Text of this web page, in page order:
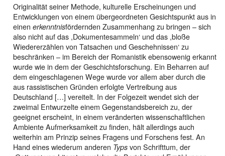
Originalität seiner Methode, kulturelle Erscheinungen und
Entwicklungen von einem übergeordneten Gesichtspunkt aus in
einen erkenntnisfördernden Zusammenhang zu bringen – sich
also nicht auf das ,Dokumentesammeln‘ und das ,bloße
Wiedererzählen von Tatsachen und Geschehnissen‘ zu
beschränken – im Bereich der Romanistik ebensowenig erkannt
wurde wie in dem der Geschichtsforschung. Ein Beharren auf
dem eingeschlagenen Wege wurde vor allem aber durch die
aus rassistischen Gründen erfolgte Vertreibung aus
Deutschland […] vereitelt. In der Folgezeit wendet sich der
zweimal Entwurzelte einem Gegenstandsbereich zu, der
geeignet erscheint, in einem veränderten wissenschaftlichen
Ambiente Aufmerksamkeit zu finden, hält allerdings auch
weiterhin am Prinzip seines Fragens und Forschens fest. An
Hand eines wiederum anderen Typs von Schrifttum, der